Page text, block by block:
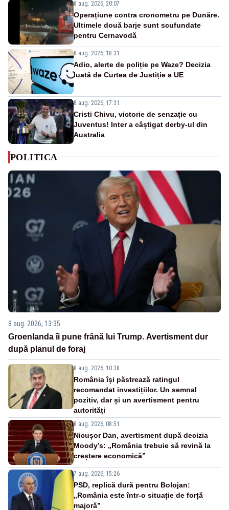
8 aug. 2026, 20:07
Operațiune contra cronometru pe Dunăre.
Ultimele două barje sunt scufundate
pentru Cernavodă
8 aug. 2026, 18:31
Adio, alerte de poliție pe Waze? Decizia
luată de Curtea de Justiție a UE
8 aug. 2026, 17:31
Cristi Chivu, victorie de senzație cu
Juventus! Inter a câștigat derby-ul din
Australia
POLITICA
8 aug. 2026, 13:35
Groenlanda îi pune frână lui Trump. Avertisment dur
după planul de foraj
8 aug. 2026, 10:38
România își păstrează ratingul
recomandat investițiilor. Un semnal
pozitiv, dar și un avertisment pentru
autorități
8 aug. 2026, 08:51
Nicușor Dan, avertisment după decizia
Moody’s: „România trebuie să revină la
creștere economică”
7 aug. 2026, 15:26
PSD, replică dură pentru Bolojan:
„România este într-o situație de forță
majoră”